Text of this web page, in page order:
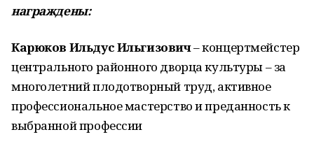
награждены:
Карюков Ильдус Ильгизович– концертмейстер
центрального районного дворца культуры – за
многолетний плодотворный труд, активное
профессиональное мастерство и преданность к
выбранной профессии